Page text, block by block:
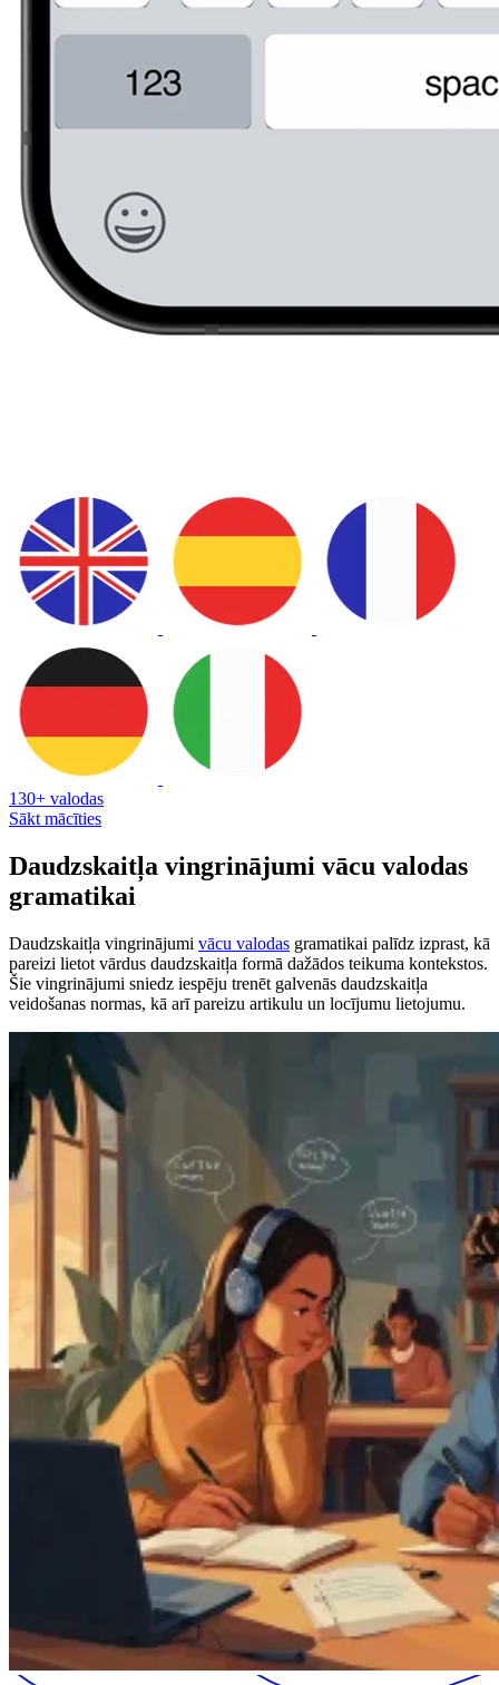
130+ valodas
Sākt mācīties
Daudzskaitļa vingrinājumi vācu valodas
gramatikai
Daudzskaitļa vingrinājumi vācu valodas gramatikai palīdz izprast, kā
pareizi lietot vārdus daudzskaitļa formā dažādos teikuma kontekstos.
Šie vingrinājumi sniedz iespēju trenēt galvenās daudzskaitļa
veidošanas normas, kā arī pareizu artikulu un locījumu lietojumu.